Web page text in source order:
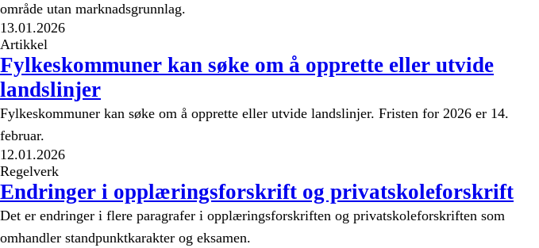
område utan marknadsgrunnlag.
13.01.2026
Artikkel
Fylkeskommuner kan søke om å opprette eller utvide
landslinjer
Fylkeskommuner kan søke om å opprette eller utvide landslinjer. Fristen for 2026 er 14.
februar.
12.01.2026
Regelverk
Endringer i opplæringsforskrift og privatskoleforskrift
Det er endringer i flere paragrafer i opplæringsforskriften og privatskoleforskriften som
omhandler standpunktkarakter og eksamen.